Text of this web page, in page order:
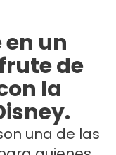
en un
de
la
una de las